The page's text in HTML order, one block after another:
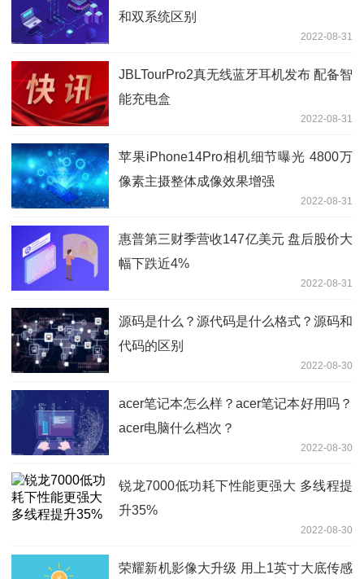
和双系统区别
2022-08-31
JBLTourPro2真无线蓝牙耳机发布 配备智
能充电盒
2022-08-31
苹果iPhone14Pro相机细节曝光 4800万
像素主摄整体成像效果增强
2022-08-31
惠普第三财季营收147亿美元 盘后股价大
幅下跌近4%
2022-08-31
源码是什么？源代码是什么格式？源码和
代码的区别
2022-08-30
acer笔记本怎么样？acer笔记本好用吗？
acer电脑什么档次？
2022-08-30
锐龙7000低功耗下性能更强大 多线程提
升35%
2022-08-30
荣耀新机影像大升级 用上1英寸大底传感